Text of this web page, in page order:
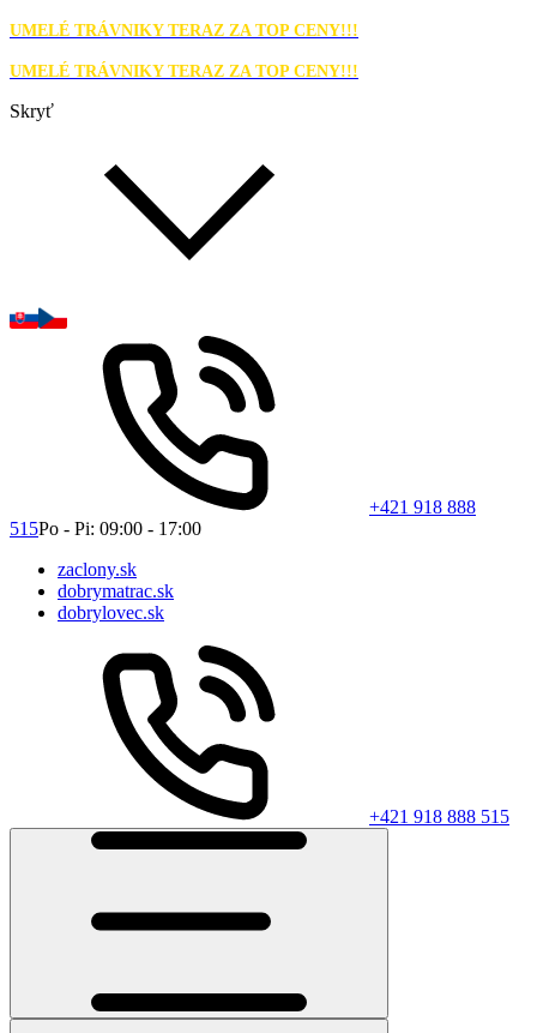
UMELÉ TRÁVNIKY TERAZ ZA TOP CENY!!!
UMELÉ TRÁVNIKY TERAZ ZA TOP CENY!!!
Skryť
+421 918 888
515Po - Pi: 09:00 - 17:00
zaclony.sk
dobrymatrac.sk
dobrylovec.sk
+421 918 888 515